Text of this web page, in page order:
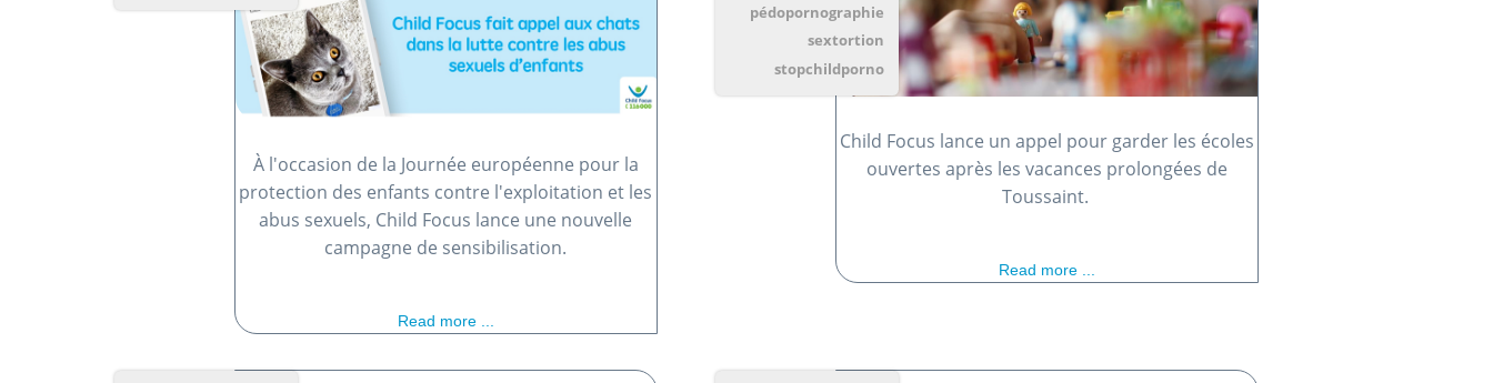
À l'occasion de la Journée européenne pour la
protection des enfants contre l'exploitation et les
abus sexuels, Child Focus lance une nouvelle
campagne de sensibilisation.
Read more ...
pédopornographie
sextortion
stopchildporno
Child Focus lance un appel pour garder les écoles
ouvertes après les vacances prolongées de
Toussaint.
Read more ...